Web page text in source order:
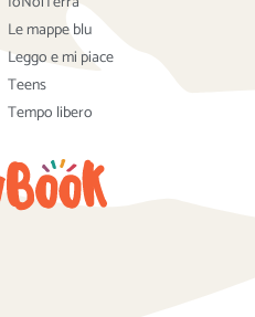
Le mappe blu
Leggo e mi piace
Teens
Tempo libero